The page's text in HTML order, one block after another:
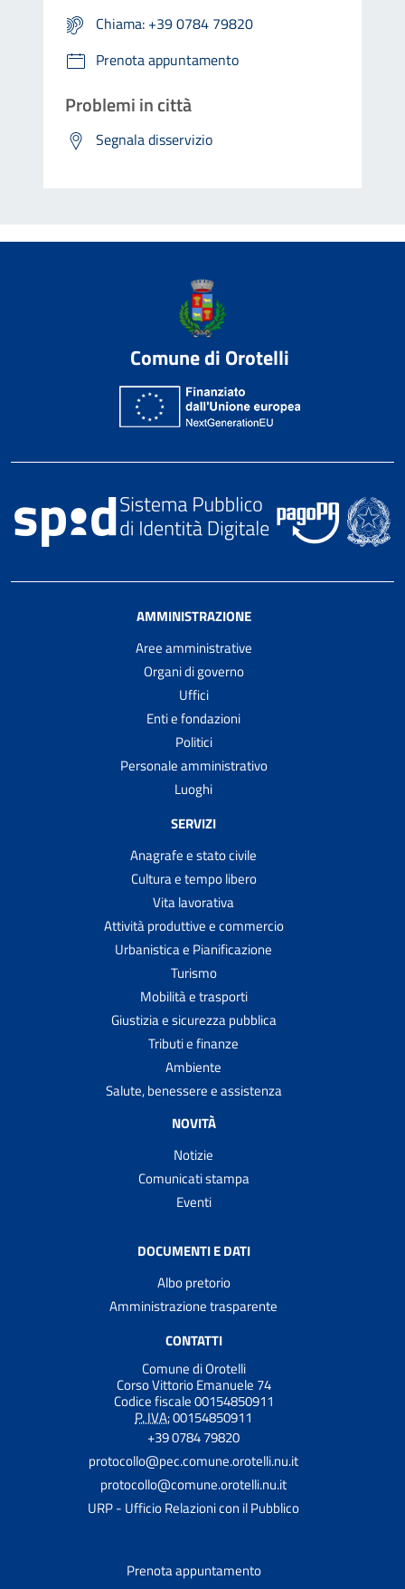
Chiama: +39 0784 79820
Prenota appuntamento
Problemi in città
Segnala disservizio
Comune di Orotelli
AMMINISTRAZIONE
Aree amministrative
Organi di governo
Uffici
Enti e fondazioni
Politici
Personale amministrativo
Luoghi
SERVIZI
Anagrafe e stato civile
Cultura e tempo libero
Vita lavorativa
Attività produttive e commercio
Urbanistica e Pianificazione
Turismo
Mobilità e trasporti
Giustizia e sicurezza pubblica
Tributi e finanze
Ambiente
Salute, benessere e assistenza
NOVITÀ
Notizie
Comunicati stampa
Eventi
DOCUMENTI E DATI
Albo pretorio
Amministrazione trasparente
CONTATTI
Comune di Orotelli
Corso Vittorio Emanuele 74
Codice fiscale 00154850911
P. IVA:00154850911
+39 0784 79820
protocollo@pec.comune.orotelli.nu.it
protocollo@comune.orotelli.nu.it
URP - Ufficio Relazioni con il Pubblico
Prenota appuntamento